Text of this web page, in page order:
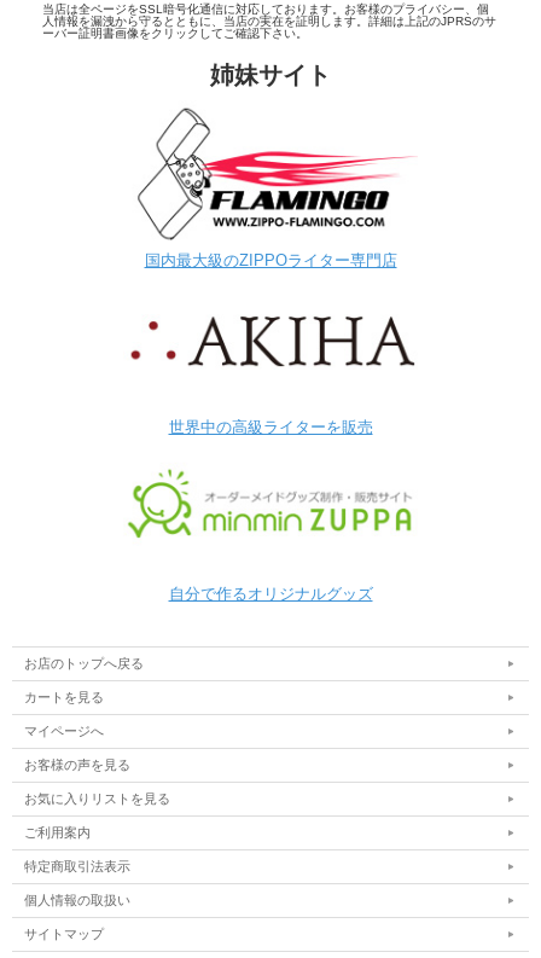
当店は全ページをSSL暗号化通信に対応しております。お客様のプライバシー、個
人情報を漏洩から守るとともに、当店の実在を証明します。詳細は上記のJPRSのサ
ーバー証明書画像をクリックしてご確認下さい。
姉妹サイト
国内最大級のZIPPOライター専門店
世界中の高級ライターを販売
自分で作るオリジナルグッズ
お店のトップへ戻る
カートを見る
マイページへ
お客様の声を見る
お気に入りリストを見る
ご利用案内
特定商取引法表示
個人情報の取扱い
サイトマップ